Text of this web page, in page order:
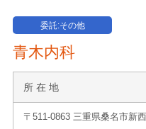
委託:その他
青木内科
所 在 地
〒511-0863 三重県桑名市新